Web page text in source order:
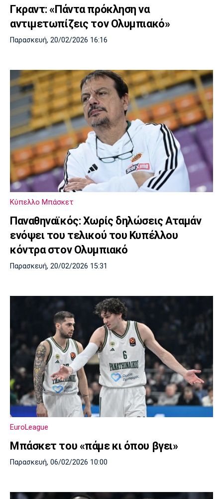
Γκραντ: «Πάντα πρόκληση να
αντιμετωπίζεις τον Ολυμπιακό»
Παρασκευή, 20/02/2026 16:16
Κύπελλο Μπάσκετ
Παναθηναϊκός: Χωρίς δηλώσεις Αταμάν
ενόψει του τελικού του Κυπέλλου
κόντρα στον Ολυμπιακό
Παρασκευή, 20/02/2026 15:31
EuroLeague
Μπάσκετ του «πάμε κι όπου βγει»
Παρασκευή, 06/02/2026 10:00